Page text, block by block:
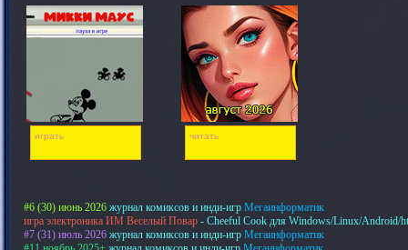
играть читать
#6 (30) июнь 2026 журнал комиксов и инди-игр Мегаинформатик
игра электроника ИМ Веселый Повар - Cheeful Cook для Windows/Linux/Android/
#7 (31) июль 2026 журнал комиксов и инди-игр Мегаинформатик